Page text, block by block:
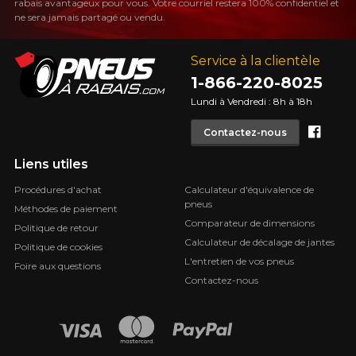
CODE PROMORABAIS10
POUR UN TEMPS LIMITÉ SUR
PRODUITS SÉLECTIONNÉS.
MINIMUM DE 500$ AVANT TAXES.
PLUS D'INFO
RABAIS10
PRODUITS SÉLECTIONNÉS.
PLUS D'INFO
CODE PROMO RABAIS10
MINIMUM DE 500$ AVANT TAXES.
PLUS D'INFO
PLUS D'INFO
Service à la clientèle
1-866-220-8025
Lundi à Vendredi : 8h à 18h
Contactez-nous
Liens utiles
Procédures d'achat
Méthodes de paiement
Politique de retour
Politique de cookies
Foire aux questions
Calculateur d'équivalence de
pneus
Comparateur de dimensions
Calculateur de décalage de jantes
L'entretien de vos pneus
Contactez-nous
rabais avantageux pour vous. Votre courriel restera 100% confidentiel et
ne sera jamais partagé ou vendu.